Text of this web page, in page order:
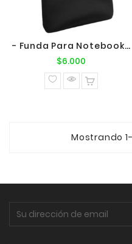
- Funda Para Notebook 15.6"
$6.000
normal
Mostrando